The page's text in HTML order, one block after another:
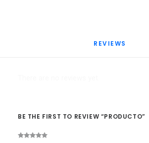
REVIEWS
BE THE FIRST TO REVIEW “PRODUCTO”